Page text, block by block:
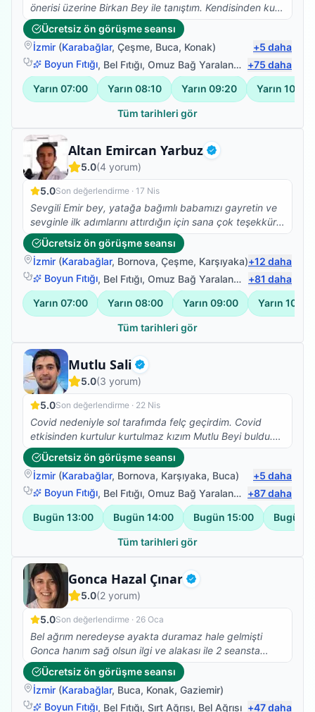
önerisi üzerine Birkan Bey ile tanıştım. Kendisinden kuru
iğne tedavisi aldım ve ilk seansta bile ağrılarımı hafifletti
işinde tecrübeli ve gönül rahatlığı ile herkese tavsiye
edebilirim.
Ücretsiz ön görüşme seansı
İzmir (Karabağlar, Çeşme, Buca, Konak) +5 daha
Boyun Fıtığı, Bel Fıtığı, Omuz Bağ Yaralanması ,Protez
+75 daha
Yarın 07:00 Yarın 08:10 Yarın 09:20 Yarın 10:30
Tüm tarihleri gör
Altan Emircan Yarbuz Doğrulanmış
Fizyoterapist
5.0(4 yorum)
5.0Son değerlendirme · 17 Nis
Sevgili Emir bey, yatağa bağımlı babamızı gayretin ve
sevginle ilk adımlarını attırdığın için sana çok teşekkür
ederiz. Yolun açık olsun...
Ücretsiz ön görüşme seansı
İzmir (Karabağlar, Bornova, Çeşme, Karşıyaka)+12 daha
Boyun Fıtığı, Bel Fıtığı, Omuz Bağ Yaralanması ,Protez
+81 daha
Yarın 07:00 Yarın 08:00 Yarın 09:00 Yarın 10:00
Tüm tarihleri gör
Mutlu Sali Doğrulanmış
Fizyoterapist
5.0(3 yorum)
5.0Son değerlendirme · 22 Nis
Covid nedeniyle sol tarafımda felç geçirdim. Covid
etkisinden kurtulur kurtulmaz kızım Mutlu Beyi buldu.
Iyi ki de bulmuş, çok ilgili , bilgili , hastasına özen
gösteren , beyefendi ,şahane bir insan. Kızım her yerde
anlatıyor ve öneriyor. Tanışmaktan ve birlikte çalışıyor
olmaktan cok memnunum. Sadece denge sorunum
kaldı ancak bacağım ve kolum işler halde. Saygılar
kendisine
Ücretsiz ön görüşme seansı
İzmir (Karabağlar, Bornova, Karşıyaka, Buca) +5 daha
Boyun Fıtığı, Bel Fıtığı, Omuz Bağ Yaralanması ,Protez
+87daha
Bugün 13:00 Bugün 14:00 Bugün 15:00 Bugün
Tüm tarihleri gör
Gonca Hazal Çınar Doğrulanmış
Fizyoterapist
5.0(2 yorum)
5.0Son değerlendirme · 26 Oca
Bel ağrım neredeyse ayakta duramaz hale gelmişti
Gonca hanım sağ olsun ilgi ve alakası ile 2 seansta
belimdeki ağrı ve bacaklarımdaki çekmeler sona erdi
fizyoterapi hareketlerime devam ediyorum ve kendimi
daha formda hissediyorum teşekkürler Gonca hanım
Ücretsiz ön görüşme seansı
İzmir (Karabağlar, Buca, Konak, Gaziemir)
Boyun Fıtığı, Bel Fıtığı, Sırt Ağrısı, Bel Ağrısı +47daha